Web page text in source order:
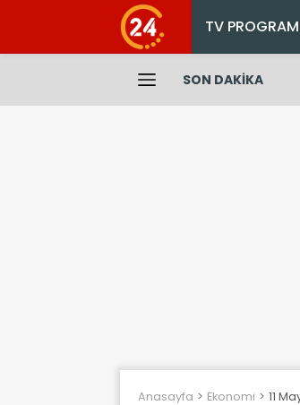
TV
SON DAKİKA
Anasayfa Ekonomi 11